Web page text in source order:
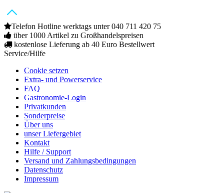
Telefon Hotline werktags unter 040 711 420 75
über 1000 Artikel zu Großhandelspreisen
kostenlose Lieferung ab 40 Euro Bestellwert
Service/Hilfe
Cookie setzen
Extra- und Powerservice
FAQ
Gastronomie-Login
Privatkunden
Sonderpreise
Über uns
unser Liefergebiet
Kontakt
Hilfe / Support
Versand und Zahlungsbedingungen
Datenschutz
Impressum